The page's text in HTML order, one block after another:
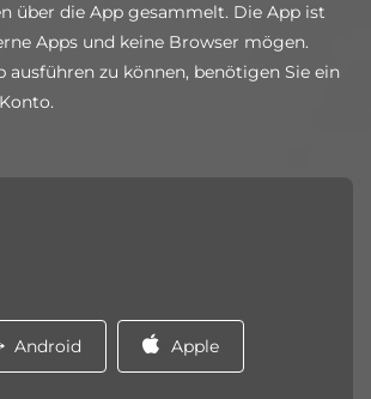
über die App gesammelt. Die App ist
Apps und keine Browser mögen.
ausführen zu können, benötigen Sie ein
Android Apple